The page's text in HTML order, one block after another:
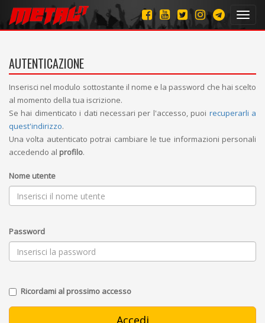
AUTENTICAZIONE
Inserisci nel modulo sottostante il nome e la password che hai scelto
al momento della tua iscrizione.
Se hai dimenticato i dati necessari per l'accesso, puoi recuperarli a
quest'indirizzo.
Una volta autenticato potrai cambiare le tue informazioni personali
accedendo al profilo.
Nome utente
Password
Ricordami al prossimo accesso